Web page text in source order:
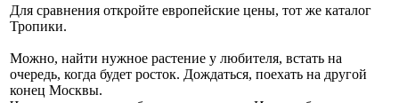
Для сравнения откройте европейские цены, тот же каталог
Тропики.
Можно, найти нужное растение у любителя, встать на
очередь, когда будет росток. Дождаться, поехать на другой
конец Москвы.